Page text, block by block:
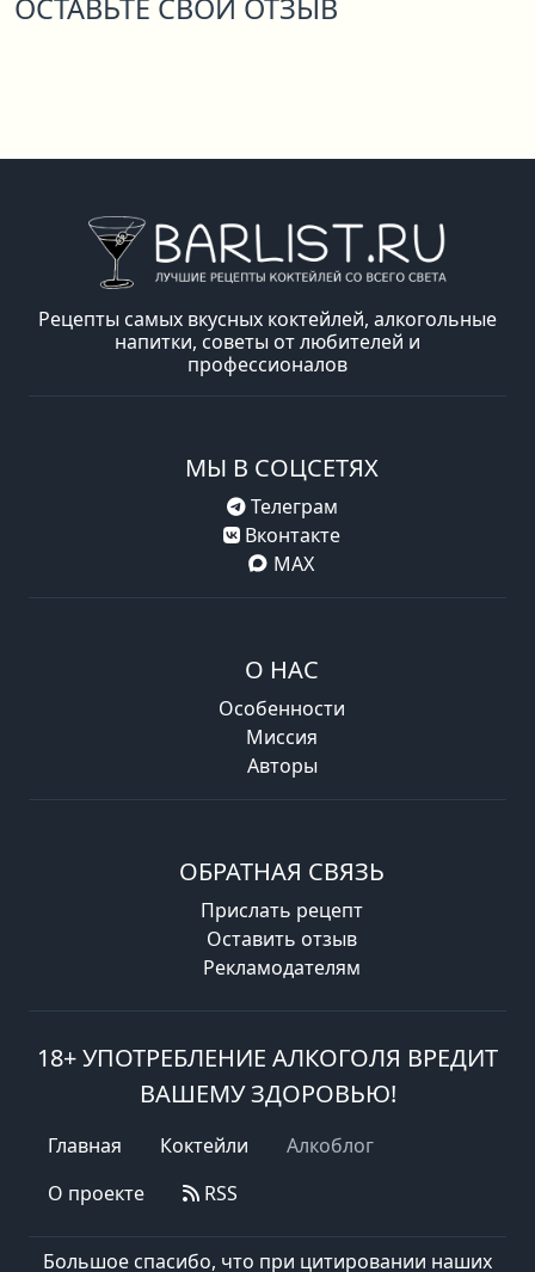
ОСТАВЬТЕ СВОЙ ОТЗЫВ
Рецепты самых вкусных коктейлей, алкогольные
напитки, советы от любителей и
профессионалов
МЫ В СОЦСЕТЯХ
Телеграм
Вконтакте
MAX
О НАС
Особенности
Миссия
Авторы
ОБРАТНАЯ СВЯЗЬ
Прислать рецепт
Оставить отзыв
Рекламодателям
18+ УПОТРЕБЛЕНИЕ АЛКОГОЛЯ ВРЕДИТ
ВАШЕМУ ЗДОРОВЬЮ!
Главная Коктейли
Алкоблог
О проекте
RSS
Большое спасибо, что при цитировании наших